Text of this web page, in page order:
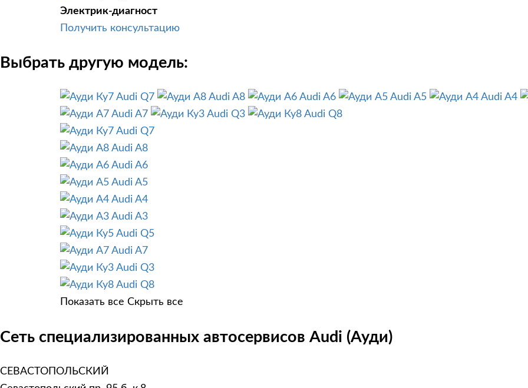
Электрик-диагност
Получить консультацию
Выбрать другую модель:
Audi Q7 Audi A8 Audi A6 Audi A5
Audi A4
Audi A7
Audi Q3
Audi Q8
Audi Q7
Audi A8
Audi A6
Audi A5
Audi A4
Audi A3
Audi Q5
Audi A7
Audi Q3
Audi Q8
Показать все Скрыть все
Сеть специализированных автосервисов Audi (Ауди)
СЕВАСТОПОЛЬСКИЙ